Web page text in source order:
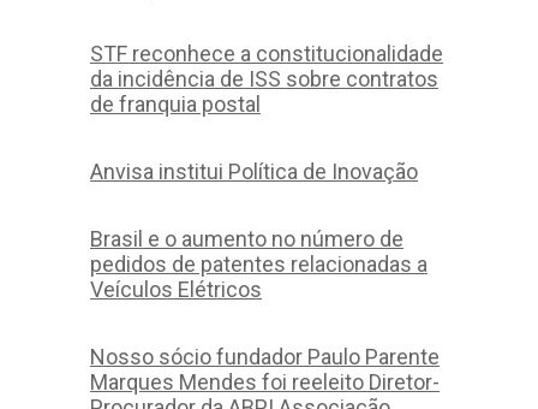
STF reconhece a constitucionalidade
da incidência de ISS sobre contratos
de franquia postal
Anvisa institui Política de Inovação
Brasil e o aumento no número de
pedidos de patentes relacionadas a
Veículos Elétricos
Nosso sócio fundador Paulo Parente
Marques Mendes foi reeleito Diretor-